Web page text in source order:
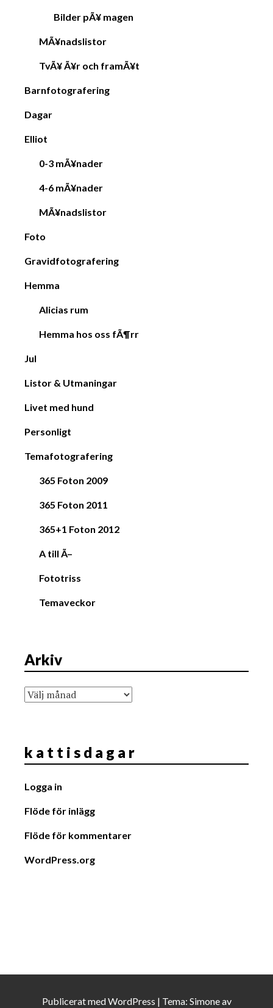
Bilder pÃ¥ magen
MÃ¥nadslistor
TvÃ¥ Ã¥r och framÃ¥t
Barnfotografering
Dagar
Elliot
0-3 mÃ¥nader
4-6 mÃ¥nader
MÃ¥nadslistor
Foto
Gravidfotografering
Hemma
Alicias rum
Hemma hos oss fÃ¶rr
Jul
Listor & Utmaningar
Livet med hund
Personligt
Temafotografering
365 Foton 2009
365 Foton 2011
365+1 Foton 2012
A till Ã–
Fototriss
Temaveckor
Arkiv
Arkiv
k a t t i s d a g a r
Logga in
Flöde för inlägg
Flöde för kommentarer
WordPress.org
Publicerat medWordPress | Tema: Simoneav